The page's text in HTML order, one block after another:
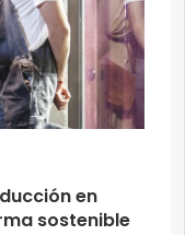
en
sostenible